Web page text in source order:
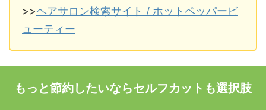
>>ヘアサロン検索サイト / ホットペッパービ
ューティー
もっと節約したいならセルフカットも選択肢